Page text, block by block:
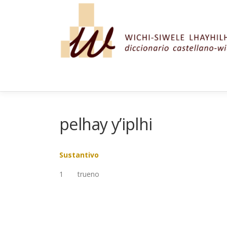
pelhay y’iplhi
Sustantivo
1
trueno